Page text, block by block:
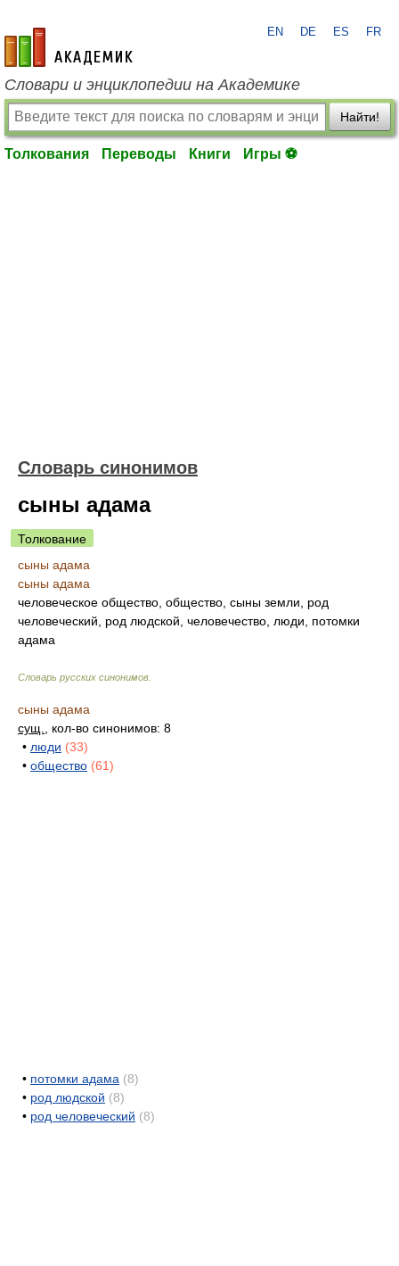
academic.ru
EN DE ES FR
Словари и энциклопедии на Академике
Найти!
Толкования Переводы Книги Игры ⚽
Словарь синонимов
сыны адама
Толкование
сыны адама
сыны адама
человеческое общество, общество, сыны земли, род
человеческий, род людской, человечество, люди, потомки
адама
Словарь русских синонимов
сыны адама
сущ.
, кол-во синонимов: 8
• люди (33)
• общество (61)
• потомки адама (8)
• род людской (8)
• род человеческий (8)